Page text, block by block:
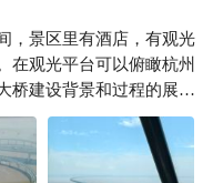
，景区里有酒店，有观光
在观光平台可以俯瞰杭州
桥建设背景和过程的展
太高。